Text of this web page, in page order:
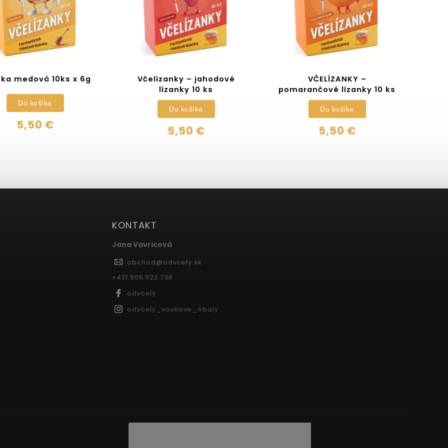
medová 10ks x 6g
5,50 €
Do košíka
Včelízanky – jahodové
lízanky 10 ks
5,50 €
Do košíka
VČELÍZANKY –
pomarančové lízanky 10 ks
5,50 €
Do košíka
KONTAKT
Jana Vavricová
obchod@odvcely.sk
+421 905 522 738
odvcely
odvcely_voskove_obaly